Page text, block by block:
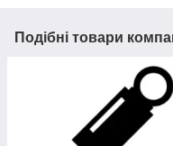
Подібні товари